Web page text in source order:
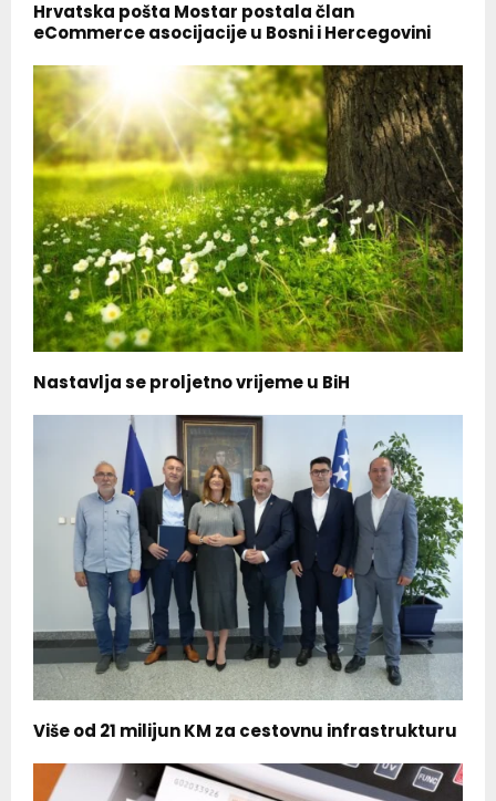
Hrvatska pošta Mostar postala član
eCommerce asocijacije u Bosni i Hercegovini
Nastavlja se proljetno vrijeme u BiH
Više od 21 milijun KM za cestovnu infrastrukturu